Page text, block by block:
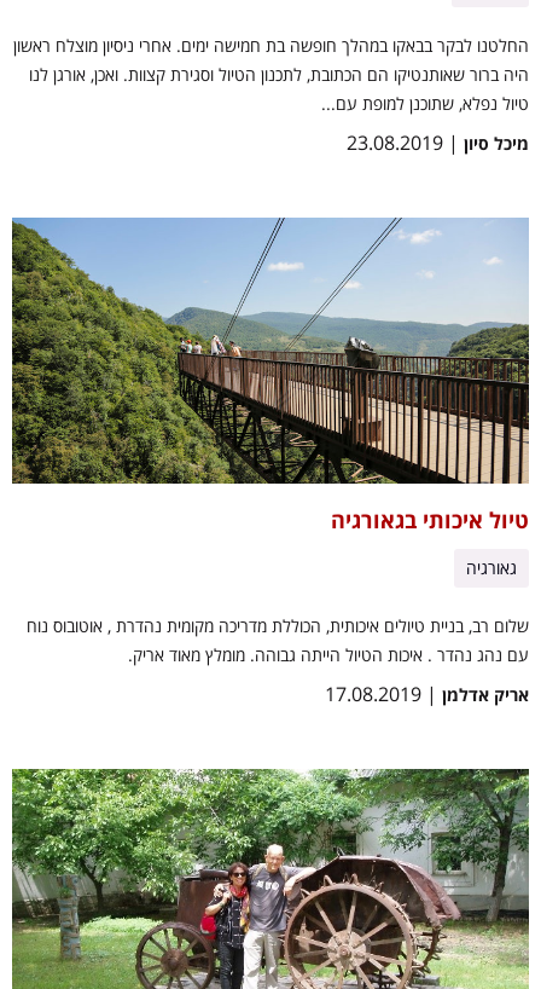
החלטנו לבקר בבאקו במהלך חופשה בת חמישה ימים. אחרי ניסיון מוצלח ראשון
היה ברור שאותנטיקו הם הכתובת, לתכנון הטיול וסגירת קצוות. ואכן, אורגן לנו
טיול נפלא, שתוכנן למופת עם...
מיכל סיון | 23.08.2019
טיול איכותי בגאורגיה
גאורגיה
שלום רב, בניית טיולים איכותית, הכוללת מדריכה מקומית נהדרת , אוטובוס נוח
עם נהג נהדר . איכות הטיול הייתה גבוהה. מומלץ מאוד אריק.
אריק אדלמן | 17.08.2019